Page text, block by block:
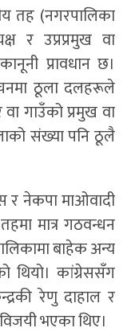
तह (नगरपालिका
र उप्रप्रमुख वा
प्रावधान छ।
ठूला दलहरूले
गाउँको प्रमुख वा
संख्या पनि ठूलै
र नेकपा माओवादी
मात्र गठवन्धन
बाहेक अन्य
थियो। कांग्रेससँग
रेणु दाहाल र
भएका थिए।